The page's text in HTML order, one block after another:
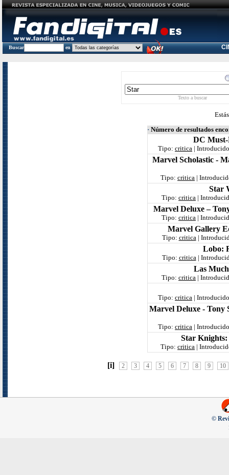
Buscar en
Texto a buscar
· Número de resultados
DC Must-
Tipo: critica |
Marvel Scholastic -
Tipo: critica |
Star
Tipo: critica |
Marvel Deluxe –
Tipo: critica |
Marvel Gallery
Tipo: critica|
Lobo:
Tipo: critica|
Las
Tipo: critica |
Tipo: critica |
Marvel Deluxe - Tony
Tipo: critica |
Star Knights:
Tipo: critica |
[i] 2 3 4 5 6 7 8 9 10
©